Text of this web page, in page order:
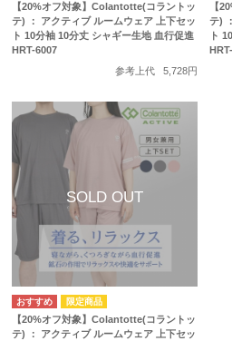
【20%オフ対象】Colantotte(コラントッ
テ) ： アクティブ ルームウェア 上下セッ
ト 10分袖 10分丈 シャギー生地 血行促進
HRT-6007
参考上代
5,728円
【
テ)
ト
【20%オフ対象】Colantotte(コラントッ
テ) ： アクティブ ルームウェア 上下セッ